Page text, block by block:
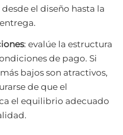
el diseño hasta la
: evalúe la estructura
de pago. Si
bajos son atractivos,
de que el
el equilibrio adecuado